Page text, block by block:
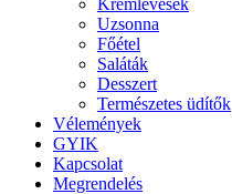
Krémlevesek
Uzsonna
Főétel
Saláták
Desszert
Természetes üdítők
Vélemények
GYIK
Kapcsolat
Megrendelés